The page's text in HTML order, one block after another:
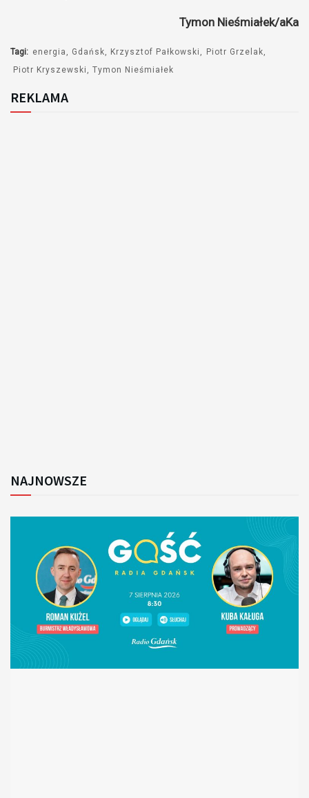
Tymon Nieśmiałek/aKa
Tagi: energia Gdańsk Krzysztof Pałkowski
Piotr Grzelak
Piotr Kryszewski
Tymon Nieśmiałek
REKLAMA
NAJNOWSZE